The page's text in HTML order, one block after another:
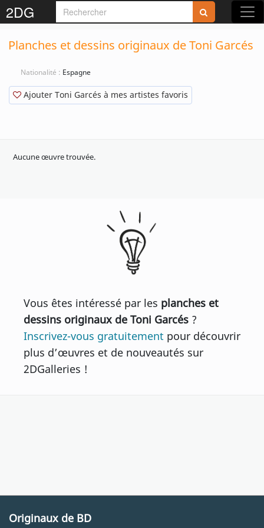
2DG
Planches et dessins originaux de Toni Garcés
Nationalité : Espagne
Ajouter Toni Garcés à mes artistes favoris
Aucune œuvre trouvée.
Vous êtes intéressé par les planches et
dessins originaux de Toni Garcés ?
Inscrivez-vous gratuitement pour découvrir
plus d’œuvres et de nouveautés sur
2DGalleries !
Originaux de BD